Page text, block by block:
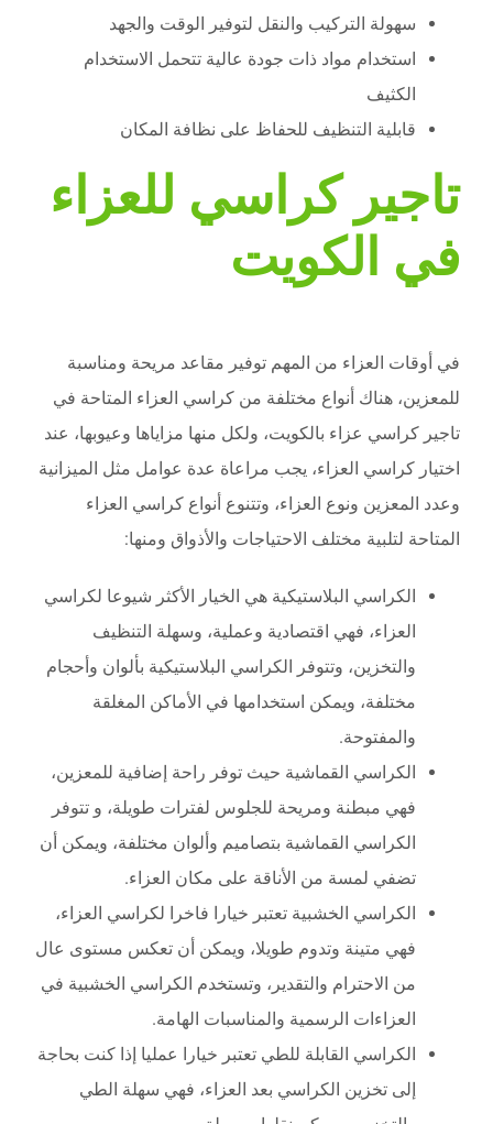
سهولة التركيب والنقل لتوفير الوقت والجهد
استخدام مواد ذات جودة عالية تتحمل الاستخدام
الكثيف
قابلية التنظيف للحفاظ على نظافة المكان
تاجير كراسي للعزاء
في الكويت
في أوقات العزاء من المهم توفير مقاعد مريحة ومناسبة
للمعزين، هناك أنواع مختلفة من كراسي العزاء المتاحة في
تاجير كراسي عزاء بالكويت، ولكل منها مزاياها وعيوبها، عند
اختيار كراسي العزاء، يجب مراعاة عدة عوامل مثل الميزانية
وعدد المعزين ونوع العزاء، وتتنوع أنواع كراسي العزاء
المتاحة لتلبية مختلف الاحتياجات والأذواق ومنها:
الكراسي البلاستيكية هي الخيار الأكثر شيوعا لكراسي
العزاء، فهي اقتصادية وعملية، وسهلة التنظيف
والتخزين، وتتوفر الكراسي البلاستيكية بألوان وأحجام
مختلفة، ويمكن استخدامها في الأماكن المغلقة
والمفتوحة.
الكراسي القماشية حيث توفر راحة إضافية للمعزين،
فهي مبطنة ومريحة للجلوس لفترات طويلة، و تتوفر
الكراسي القماشية بتصاميم وألوان مختلفة، ويمكن أن
تضفي لمسة من الأناقة على مكان العزاء.
الكراسي الخشبية تعتبر خيارا فاخرا لكراسي العزاء،
فهي متينة وتدوم طويلا، ويمكن أن تعكس مستوى عال
من الاحترام والتقدير، وتستخدم الكراسي الخشبية في
العزاءات الرسمية والمناسبات الهامة.
الكراسي القابلة للطي تعتبر خيارا عمليا إذا كنت بحاجة
إلى تخزين الكراسي بعد العزاء، فهي سهلة الطي